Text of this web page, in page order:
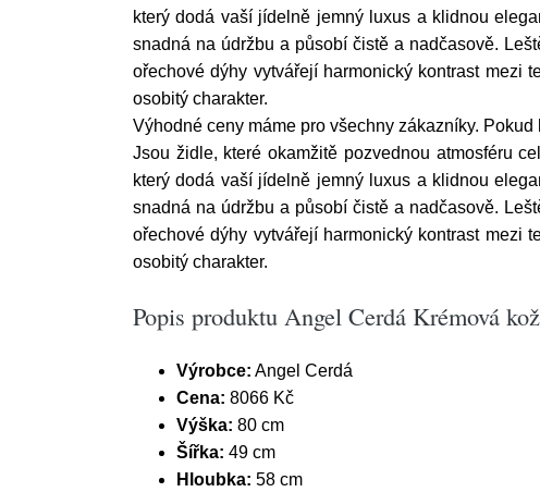
který dodá vaší jídelně jemný luxus a klidnou
snadná na údržbu a působí čistě a nadčasově.
ořechové dýhy vytvářejí harmonický kontrast mezi
osobitý charakter.
Výhodné ceny máme pro všechny zákazníky.
Jsou židle, které okamžitě pozvednou atmosféru
který dodá vaší jídelně jemný luxus a klidnou
snadná na údržbu a působí čistě a nadčasově.
ořechové dýhy vytvářejí harmonický kontrast mezi
osobitý charakter.
Popis produktu Angel Cerdá Krémová
Výrobce: Angel Cerdá
Cena: 8066 Kč
Výška: 80 cm
Šířka: 49 cm
Hloubka: 58 cm